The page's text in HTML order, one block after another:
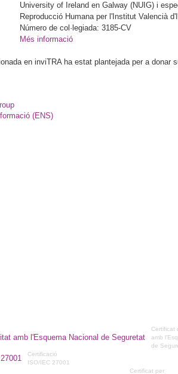
University of Ireland en Galway (NUIG) i
Reproducció Humana per l'Institut Valencià
Número de col·legiada: 3185-CV
Més informació
en inviTRA ha estat plantejada per a
(ENS)
Certificat
amb
de
Certificació
ISO/IEC 27001
Certificat per